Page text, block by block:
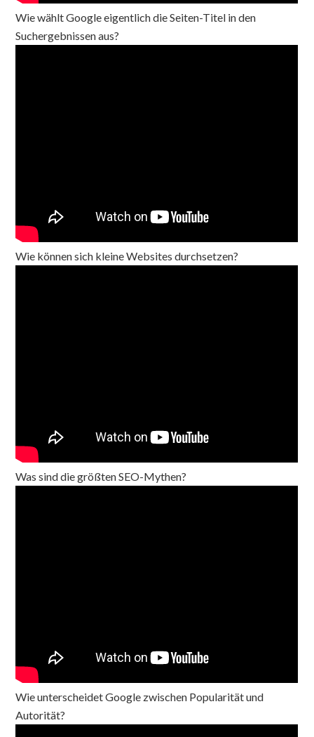
Wie wählt Google eigentlich die Seiten-Titel in den
Suchergebnissen aus?
Wie können sich kleine Websites durchsetzen?
Was sind die größten SEO-Mythen?
Wie unterscheidet Google zwischen Popularität und
Autorität?